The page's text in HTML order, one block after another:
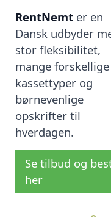
RentNemt er en
Dansk udbyder
stor fleksibilitet,
mange forskellige
kassettyper og
børnevenlige
opskrifter til
hverdagen.
Se tilbud og
her